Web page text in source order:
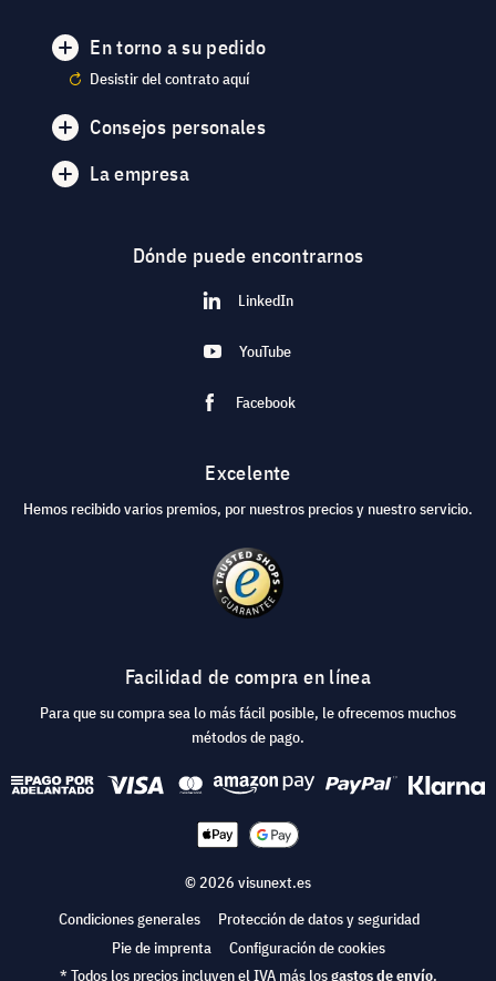
En torno a su pedido
Desistir del contrato aquí
Consejos personales
La empresa
Dónde puede encontrarnos
LinkedIn
YouTube
Facebook
Excelente
Hemos recibido varios premios, por nuestros precios y nuestro servicio.
Facilidad de compra en línea
Para que su compra sea lo más fácil posible, le ofrecemos muchos
métodos de pago.
© 2026 visunext.es
Condiciones generales
Protección de datos y seguridad
Pie de imprenta
Configuración de cookies
* Todos los precios incluyen el IVA más losgastos de envío.